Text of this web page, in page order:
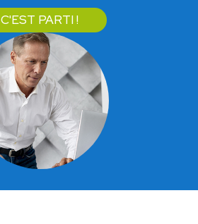
C'EST PARTI !